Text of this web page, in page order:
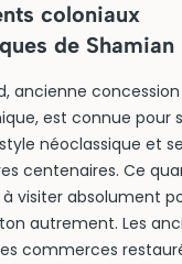
coloniaux
de Shamian
ancienne concession
est connue pour
néoclassique et
centenaires. Ce
visiter absolument
autrement. Les
commerces